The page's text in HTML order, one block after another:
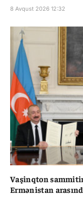
8 Avqust 2026 12:32
Vaşinqton
Ermənistan